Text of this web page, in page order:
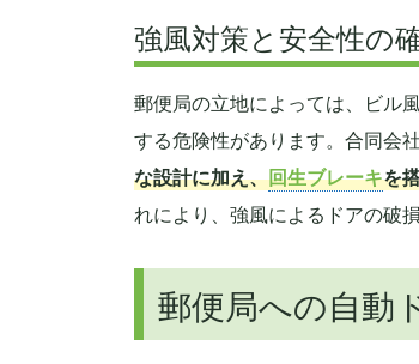
強風対策と安全性の
郵便局の立地によっては、ビル
する危険性があります。合同会
な設計に加え、回生ブレーキを
れにより、強風によるドアの破
郵便局への自動